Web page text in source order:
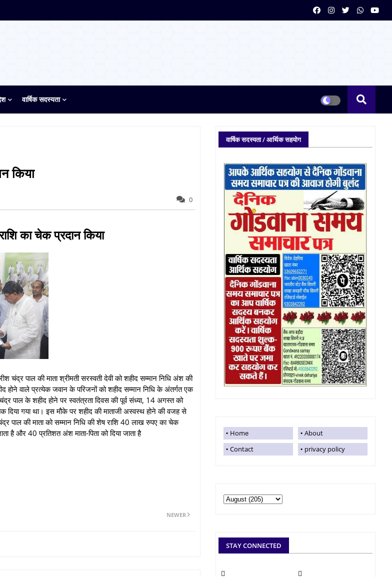
वार्षिक सदस्यता
किया
0
का चेक प्रदान किया
पाल की माता श्रीमती सरस्वती देवी को शहीद सम्मान निधि अंश की
होने वाले प्रत्येक जवान के परिजनों को शहीद सम्मान निधि के अंतर्गत एक
पाल के शहीद होने पर स्वतंत्रता दिवस की पूर्व संध्या, 14 अगस्त को
दिया गया था। इस मौके पर शहीद की माताजी अस्वस्थ होने की वजह से
पाल की माता को सम्मान निधि की शेष राशि 40 लाख रुपए का चेक
है और 40 प्रतिशत अंश माता-पिता को दिया जाता है
NEWER
वार्षिक सदस्यता / आर्थिक सहयोग
Home
About
Contact
privacy policy
STAY CONNECTED